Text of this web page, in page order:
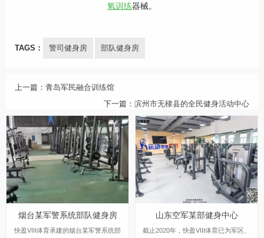
氧训练器械。
TAGS： 警司健身房 部队健身房
上一篇： 青岛军民融合训练馆
下一篇： 滨州市无棣县的全民健身活动中心
烟台某军警系统部队健身房
快盈VIII体育承建的烟台某军警系统部
山东空军某部健身中心
截止2020年，快盈VIII体育已为军区、